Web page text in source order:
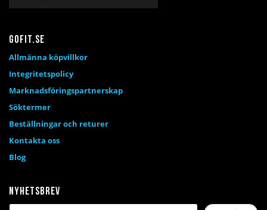
Nyhetsbrev
Gofit.se
Allmänna köpvillkor
Integritetspolicy
Marknadsföringspartnerskap
Söktermer
Beställningar och returer
Kontakta oss
Blog